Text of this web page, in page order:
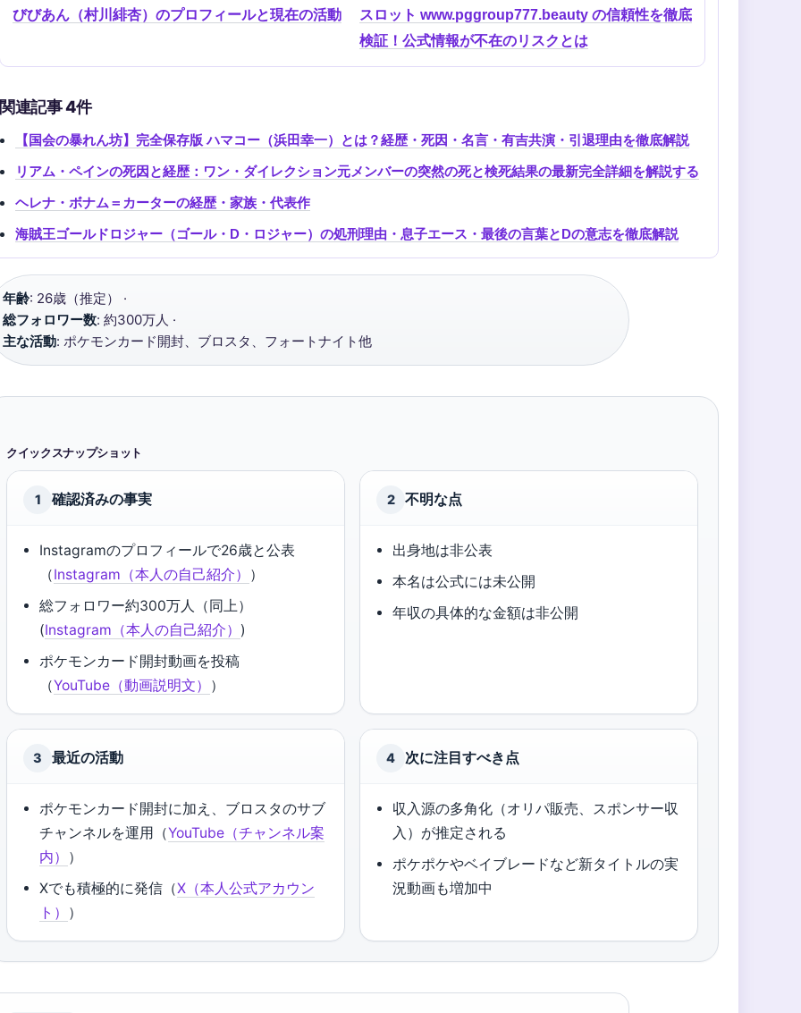
びびあん（村川緋杏）のプロフィールと現在の活動
スロット www.pggroup777.beauty の信頼性を徹底
検証！公式情報が不在のリスクとは
関連記事 4件
【国会の暴れん坊】完全保存版 ハマコー（浜田幸一）とは？経歴・死因・名言・有吉共演・引退理由を徹底解説
リアム・ペインの死因と経歴：ワン・ダイレクション元メンバーの突然の死と検死結果の最新完全詳細を解説する
ヘレナ・ボナム＝カーターの経歴・家族・代表作
海賊王ゴールドロジャー（ゴール・D・ロジャー）の処刑理由・息子エース・最後の言葉とDの意志を徹底解説
年齢: 26歳（推定） ·
総フォロワー数: 約300万人 ·
主な活動: ポケモンカード開封、ブロスタ、フォートナイト他
クイックスナップショット
1 確認済みの事実
Instagramのプロフィールで26歳と公表
（Instagram（本人の自己紹介） ）
総フォロワー約300万人（同上）
(Instagram（本人の自己紹介） )
ポケモンカード開封動画を投稿
（YouTube（動画説明文） ）
2 不明な点
出身地は非公表
本名は公式には未公開
年収の具体的な金額は非公開
3 最近の活動
ポケモンカード開封に加え、ブロスタのサブ
チャンネルを運用（YouTube（チャンネル案
内） ）
Xでも積極的に発信（X（本人公式アカウン
ト） ）
4 次に注目すべき点
収入源の多角化（オリパ販売、スポンサー収
入）が推定される
ポケポケやベイブレードなど新タイトルの実
況動画も増加中